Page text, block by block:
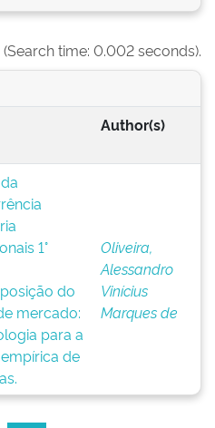
(Search time: 0.002 seconds).
Author(s)
1°
do
mercado:
para a
de
Oliveira,
Alessandro
Vinícius
Marques de